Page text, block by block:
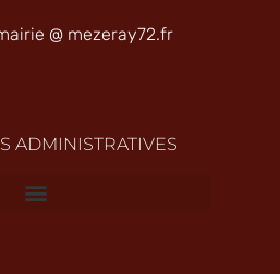
@ mezeray72.fr
ADMINISTRATIVES